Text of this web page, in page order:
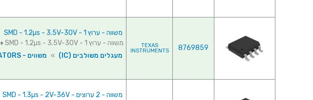
8769859
TEXAS
INSTRUMENTS
משווה - ערוץ 1 - SMD - 1.2µs - 3.5V-30V
משווה - ערוץ 1 - SMD - 1.2µs - 3.5V-30V ♦ דגם המשווה : LP311D♦ מבנה...
מעגלים משולבים (IC)
» משווים - COMPARATORS
משווה - 2 ערוצים - SMD - 1.3µs - 2V-36V